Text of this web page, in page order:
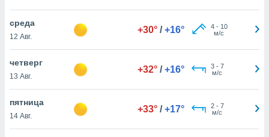
cookie
cookie
в
нашего
среда
12 Авг.
+30° / +16° 4- 10
м/с
четверг
13 Авг.
+32° / +16° 3- 7
м/с
пятница
14 Авг.
+33° / +17° 2- 7
м/с